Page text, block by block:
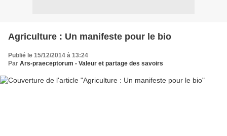
Agriculture : Un manifeste pour le bio
Publié le 15/12/2014 à 13:24
Par Ars-praeceptorum - Valeur et partage des savoirs